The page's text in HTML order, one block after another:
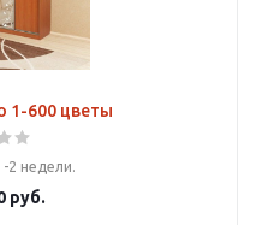
1-600 цветы
2 недели.
руб.